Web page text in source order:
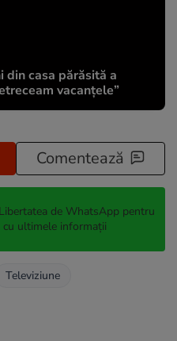
din casa părăsită a
vacanțele”
Comentează
de WhatsApp pentru
cu ultimele informații
Televiziune